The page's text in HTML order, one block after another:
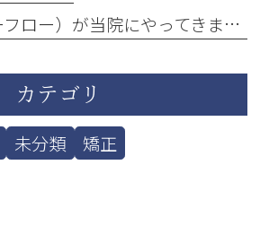
最新EMS（エアーフロー）が当院にやってきました！
カテゴリ
未分類 矯正